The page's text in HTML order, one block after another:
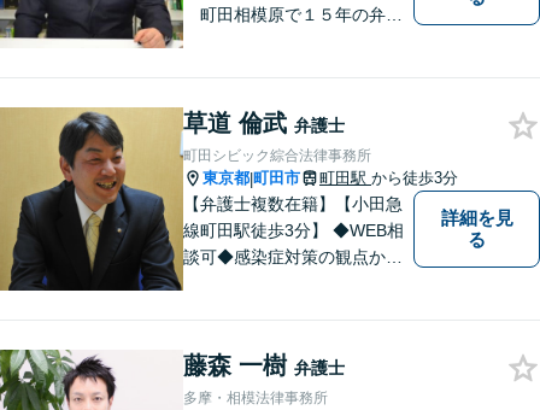
町田相模原で１５年の弁護
判所より司法委員（裁判官に
協力して事件解決を図る補佐
職）に選任されております。
草道 倫武 弁護士
町田シビック綜合法律事務所
東京都|町田市 町田駅 から徒歩3分
【弁護士複数在籍】【小田急
線町田駅徒歩3分】 ◆WEB相
談可◆感染症対策の観点から
詳細を見
る
藤森 一樹 弁護士
多摩・相模法律事務所